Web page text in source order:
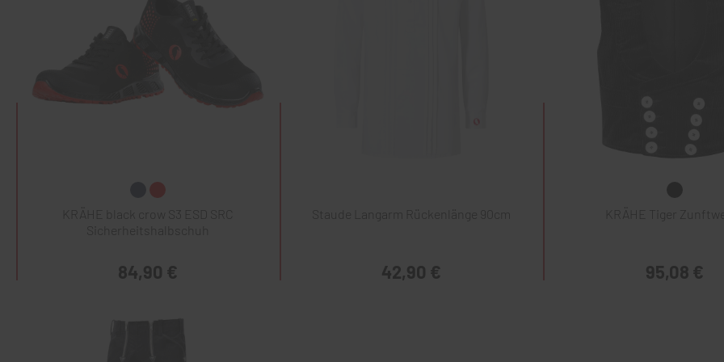
KRÄHE black crow S3 ESD SRC
Sicherheitshalbschuh
84,90 €
Staude Langarm Rückenlänge 90cm
42,90 €
KRÄHE Tiger
95,08 €